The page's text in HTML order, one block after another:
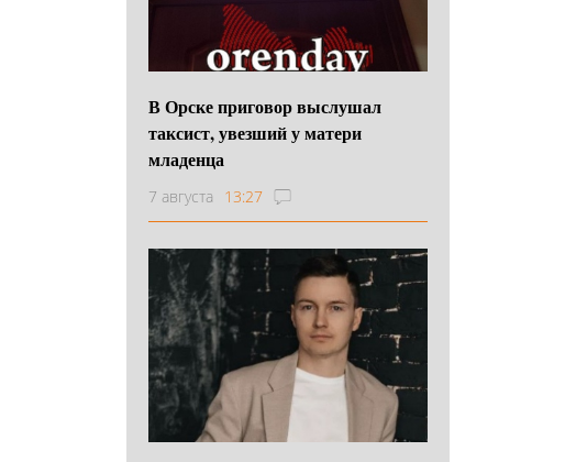
В Орске приговор выслушал
таксист, увезший у матери
младенца
7 августа 13:27